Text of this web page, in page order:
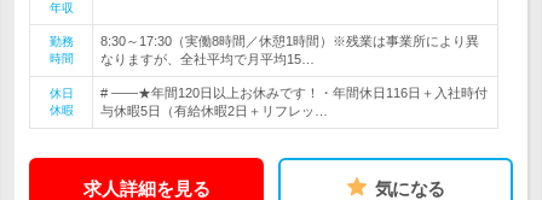
年収
勤務
時間
8:30～17:30（実働8時間／休憩1時間）※残業は事業所により異
なりますが、全社平均で月平均15…
休日
休暇
# ――★年間120日以上お休みです！・年間休日116日＋入社時付
与休暇5日（有給休暇2日＋リフレッ…
求人詳細を見る 気になる